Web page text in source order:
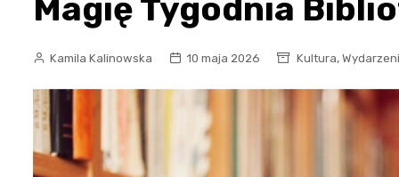
Magię Tygodnia
Kamila Kalinowska 10 maja 2026 Kultura,